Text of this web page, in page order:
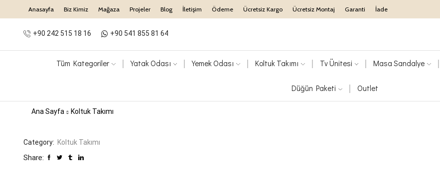
Anasayfa Biz Kimiz Mağaza Projeler Blog İletişim Ödeme Ücretsiz Kargo Ücretsiz Montaj Garanti İade
+90 242 515 18 16
+90 541 855 81 64
Tüm Kategoriler Yatak Odası Yemek Odası Koltuk Takımı Tv Ünitesi Masa Sandalye
Düğün Paketi Outlet
Ana Sayfa Koltuk Takımı
Category: Koltuk Takımı
Share: